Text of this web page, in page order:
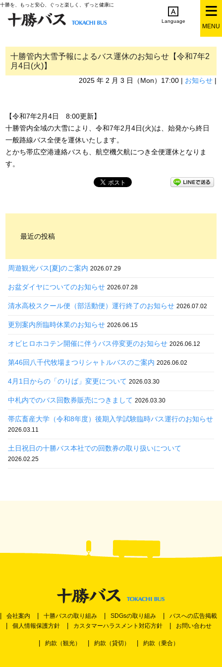
十勝を、もっと安心、ぐっと楽しく、ずっと健康に
Language
한국어
MENU
十勝管内大雪予報によるバス運休のお知らせ【令和7年2
月4日(火)】
2025 年 2 月 3 日（Mon）17:00 | お知らせ|
【令和7年2月4日 8:00更新】
十勝管内全域の大雪により、令和7年2月4日(火)は、始発から終日
一般路線バス全便を運休いたします。
とかち帯広空港連絡バスも、航空機欠航につき全便運休となりま
す。
最近の投稿
周遊観光バス[夏]のご案内 2026.07.29
お盆ダイヤについてのお知らせ 2026.07.28
清水高校スクール便（部活動便）運行終了のお知らせ 2026.07.02
更別案内所臨時休業のお知らせ 2026.06.15
オビヒロホコテン開催に伴うバス停変更のお知らせ 2026.06.12
第46回八千代牧場まつりシャトルバスのご案内 2026.06.02
4月1日からの「のりば」変更について 2026.03.30
中札内でのバス回数券販売につきまして 2026.03.30
帯広畜産大学（令和8年度）後期入学試験臨時バス運行のお知らせ
2026.03.11
土日祝日の十勝バス本社での回数券の取り扱いについて
2026.02.25
会社案内 十勝バスの取り組み SDGsの取り組み
バスへの広告掲載
個人情報保護方針
カスタマーハラスメント対応方針 お問い合わせ
約款（観光） 約款（貸切） 約款（乗合）